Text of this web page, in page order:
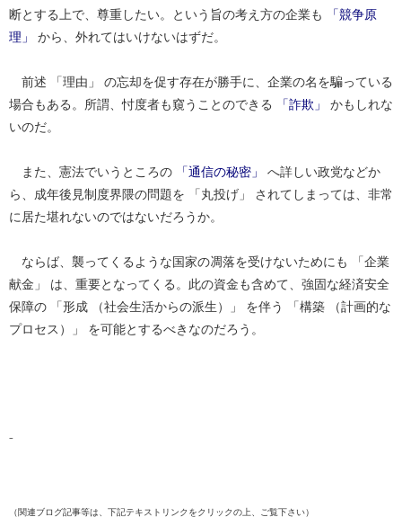
断とする上で、尊重したい。という旨の考え方の企業も
「競争原
理」
から、外れてはいけないはずだ。
前述 「理由」 の忘却を促す存在が勝手に、企業の名を騙っている
場合もある。所謂、忖度者も窺うことのできる
「詐欺」
かもしれな
いのだ。
また、憲法でいうところの 「通信の秘密」
へ詳しい政党などか
ら、成年後見制度界隈の問題を 「丸投げ」 されてしまっては、非常
に居た堪れないのではないだろうか。
ならば、襲ってくるような国家の凋落を受けないためにも 「企業
献金」 は、重要となってくる。此の資金も含めて、強固な経済安全
保障の 「形成 （社会生活からの派生）」 を伴う 「構築 （計画的な
プロセス）」 を可能とするべきなのだろう。
⁻
（関連ブログ記事等は、下記テキストリンクをクリックの上、ご覧下さい）